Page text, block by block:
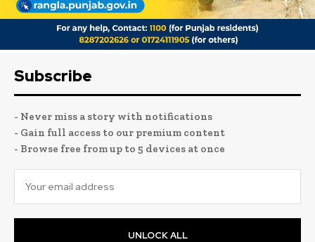
Subscribe
- Never miss a story with notifications
- Gain full access to our premium content
- Browse free from up to 5 devices at once
UNLOCK ALL